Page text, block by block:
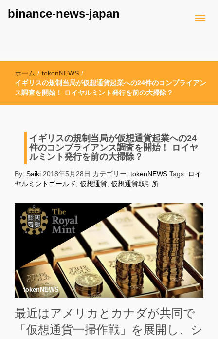
binance-news-japan
ホーム / tokenNEWS /
イギリスの規制当局が仮想通貨起業への24件のコンプライアン
ス調査を開始！ ロイヤルミント発行を前の大掃除？
イギリスの規制当局が仮想通貨起業への24
件のコンプライアンス調査を開始！ ロイヤ
ルミント発行を前の大掃除？
By: Saiki 2018年5月28日 カテゴリー: tokenNEWS Tags: ロイ
ヤルミントゴールド
仮想通貨 仮想通貨取引所
tokenNEWS
最近はアメリカとカナダが共同で
「仮想通貨一掃作戦」を展開し、シ